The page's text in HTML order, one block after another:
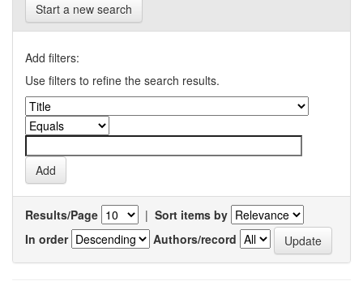
Start a new search
Add filters:
Use filters to refine the search results.
Results/Page | Sort items by
In order
Authors/record